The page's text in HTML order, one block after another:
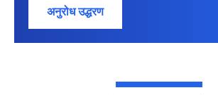
अनुरोध उद्धरण